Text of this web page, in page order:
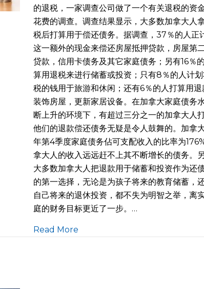
的退税，一家调查公司做了一个有关退税的资
花费的调查。调查结果显示，大多数加拿大人
税后打算用于偿还债务。据调查，37％的人正
这一额外的现金来偿还房屋抵押贷款，房屋第
贷款，信用卡债务及其它家庭债务；另有16％
算用退税来进行储蓄或投资；只有8％的人计
税的钱用于旅游和休闲；还有6％的人打算用退
装饰房屋，更新家居设备。在加拿大家庭债务
断上升的环境下，有超过三分之一的加拿大人
他们的退款偿还债务无疑是令人鼓舞的。加拿
年第4季度家庭债务佔可支配收入的比率为
拿大人的收入远远赶不上其不断增长的债务。
大多数加拿大人把退款用于储蓄和投资作为还
的第一选择，无论是为孩子将来的教育储蓄，
自己将来的退休投资，都不失为明智之举，离
庭的财务目标更近了一步。…
Read More